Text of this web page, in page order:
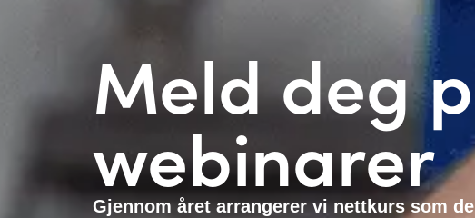
Meld deg
webinarer
Gjennom året arrangerer vi nettkurs som